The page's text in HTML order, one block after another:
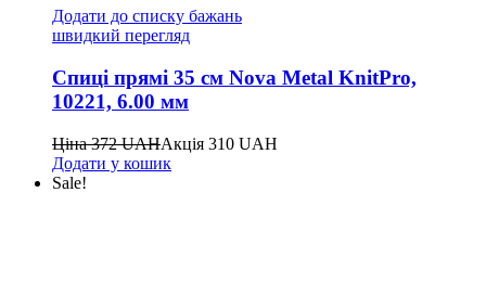
Додати до списку бажань
швидкий перегляд
Спиці прямі 35 см Nova Metal KnitPro,
10221, 6.00 мм
Ціна372UAHАкція 310 UAH
Додати у кошик
Sale!